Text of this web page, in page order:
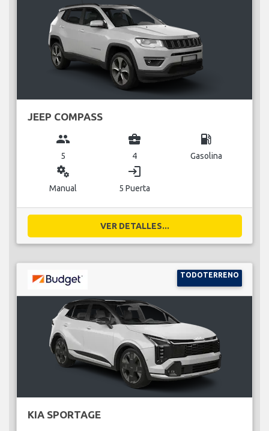
JEEP COMPASS
group
5
business_center
4
local_gas_station
Gasolina
miscellaneous_services
Manual
login
5 Puerta
VER DETALLES...
TODOTERRENO
KIA SPORTAGE